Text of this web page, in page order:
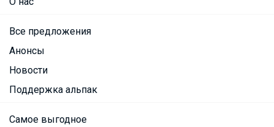
Все предложения
Анонсы
Новости
Поддержка альпак
Самое выгодное